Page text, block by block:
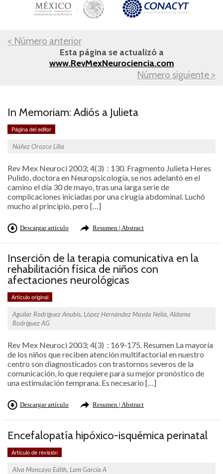
< Número anterior
Esta página se actualizó a
www.RevMexNeurociencia.com
Número siguiente >
In Memoriam: Adiós a Julieta
Página del editor
Núñez Orozco Lilia
Rev Mex Neuroci 2003; 4(3) : 130. Fragmento Julieta Heres
Pulido, doctora en Neuropsicología, se nos adelantó en el
camino el día 30 de mayo, tras una larga serie de
complicaciones iniciadas por una cirugía abdominal. Luchó
mucho al principio, pero […]
Descargar artículo Resumen | Abstract
Inserción de la terapia comunicativa en la
rehabilitación física de niños con
afectaciones neurológicas
Artículo original
Aguilar Rodríguez Anubis, López Hernández Mayda Nelia, Aldama
Rodríguez AG
Rev Mex Neuroci 2003; 4(3) : 169-175. Resumen La mayoría
de los niños que reciben atención multifactorial en nuestro
centro son diagnosticados con trastornos severos de la
comunicación, lo que requiere para su mejor pronóstico de
una estimulación temprana. Es necesario […]
Descargar artículo Resumen | Abstract
Encefalopatía hipóxico-isquémica perinatal
Artículo de revisión
Alva Moncayo Edith, Lam García A